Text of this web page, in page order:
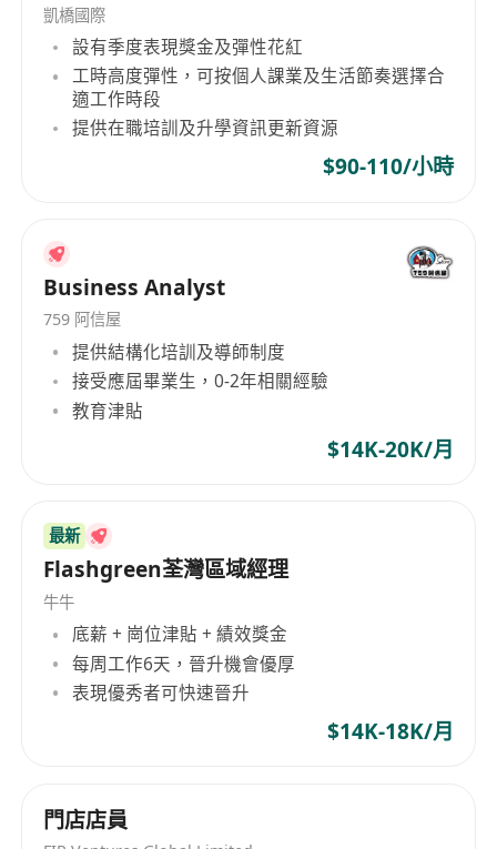
4. 主導渠道招募、 賦能及收入上量， 開展季度業務
回顧與分析， 執行管理政策， 構建健康
渠道生態；
5. 協調內外部資源解決渠道銷售轉化問題，推動渠
道體系及銷售平台優化。
拓展任務和渠道銷售業績指標；
2. 制定面向出海渠道的整體市場規劃， 負責與重點
渠道夥伴的戰略及銷售目標對齊， 制定
清晰的渠道增長商業計劃；
3. 負責構建和維護與重點渠道不同層級的良好合作
關係，建立順暢高效的溝通機制；
4. 端到端主導渠道招募、 渠道賦能和收入上量等關
健康有序的渠道生態；
5. 有效牽動內部資源及生態， 推動重點渠道夥伴在
銷售轉化鏈路中出現的各類問題的解決，
並持續牽引渠道體系和銷售平台的不斷完善。
崗位要求：
1. 本科及以上學歷，8 年以上雲及 ICT 行業市場拓
展經驗，具備出海渠道開發和銷售經歷
關注點， 對於雲計算市場的渠道體系和
凱橋國際
設有季度表現獎金及彈性花紅
工時高度彈性，可按個人課業及生活節奏選擇合
適工作時段
提供在職培訓及升學資訊更新資源
$90-110/小時
Business Analyst
759 阿信屋
提供結構化培訓及導師制度
接受應屆畢業生，0-2年相關經驗
教育津貼
$14K-20K/月
最新
Flashgreen荃灣區域經理
牛牛
底薪 + 崗位津貼 + 績效獎金
每周工作6天，晉升機會優厚
表現優秀者可快速晉升
$14K-18K/月
門店店員